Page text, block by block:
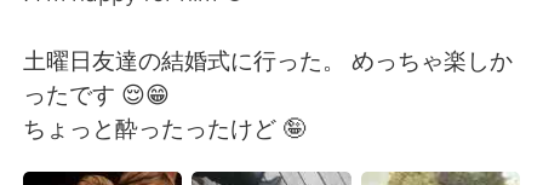
English 简体中文
繁體中文 العربية
土曜日友達の結婚式に行った。 めっちゃ楽しか
ったです 😌😁
ちょっと酔ったったけど 🤪